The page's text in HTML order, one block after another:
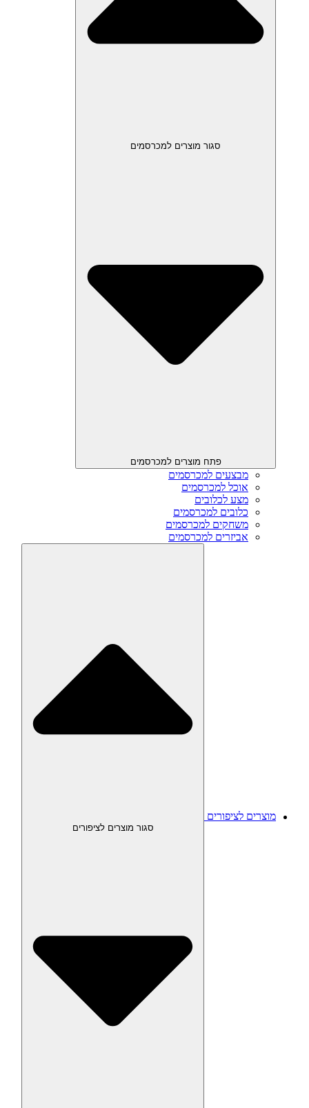
סגור מוצרים למכרסמים
פתח מוצרים למכרסמים
מבצעים למכרסמים
אוכל למכרסמים
מצע לכלובים
כלובים למכרסמים
משחקים למכרסמים
אביזרים למכרסמים
מוצרים לציפורים
סגור מוצרים לציפורים